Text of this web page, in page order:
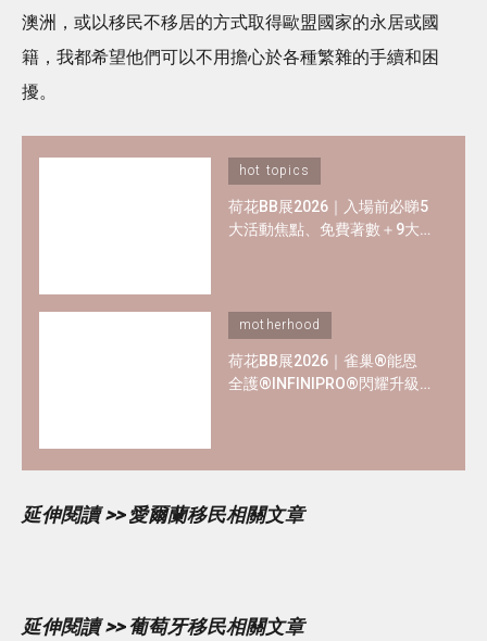
澳洲，或以移民不移居的方式取得歐盟國家的永居或國
籍，我都希望他們可以不用擔心於各種繁雜的手續和困
擾。
hot topics
荷花BB展2026｜入場前必睇5
大活動焦點、免費著數＋9大
motherhood
荷花BB展2026｜雀巢®能恩
全護®INFINIPRO®閃耀升級
延伸閱讀 >> 愛爾蘭移民相關文章
延伸閱讀 >> 葡萄牙移民相關文章